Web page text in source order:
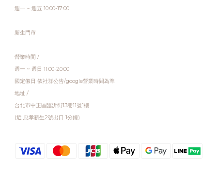
週一 ~ 週五 10:00-17:00
新生門市
營業時間 /
週一 ~ 週日 11:00-20:00
國定假日 依社群公告/google營業時間為準
地址 /
台北市中正區臨沂街13巷11號1樓
(近 忠孝新生2號出口 1分鐘)